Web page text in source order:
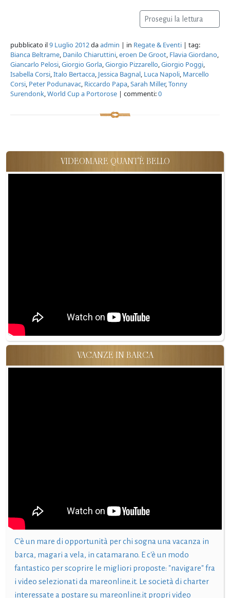
Prosegui la lettura
pubblicato il9 Luglio 2012daadmin | in Regate & Eventi | tag:
Bianca Beltrame, Danilo Chiaruttini,eroen De Groot, Flavia Giordano,
Giancarlo Pelosi,Giorgio Gorla,Giorgio Pizzarello,Giorgio Poggi,
Isabella Corsi,Italo Bertacca, Jessica Bagnal, Luca Napoli, Marcello
Corsi, Peter Podunavac, Riccardo Papa,Sarah Miller,Tonny
Surendonk,World Cup a Portorose | commenti:0
VIDEOMARE QUANT'È BELLO
VACANZE IN BARCA
C'è un mare di opportunità per chi sogna una vacanza in
barca, magari a vela, in catamarano. E c'è un modo
fantastico per scoprire le migliori proposte: "navigare" fra
i video selezionati da mareonline.it. Le società di charter
interessate a postare su mareonline.it propri video